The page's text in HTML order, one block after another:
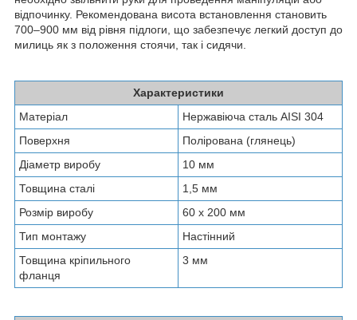
відпочинку. Рекомендована висота встановлення становить
700–900 мм від рівня підлоги, що забезпечує легкий доступ до
милиць як з положення стоячи, так і сидячи.
Характеристики
Матеріал
Нержавіюча сталь AISI 304
Поверхня
Полірована (глянець)
Діаметр виробу
10 мм
Товщина сталі
1,5 мм
Розмір виробу
60 х 200 мм
Тип монтажу
Настінний
Товщина кріпильного
фланця
3 мм